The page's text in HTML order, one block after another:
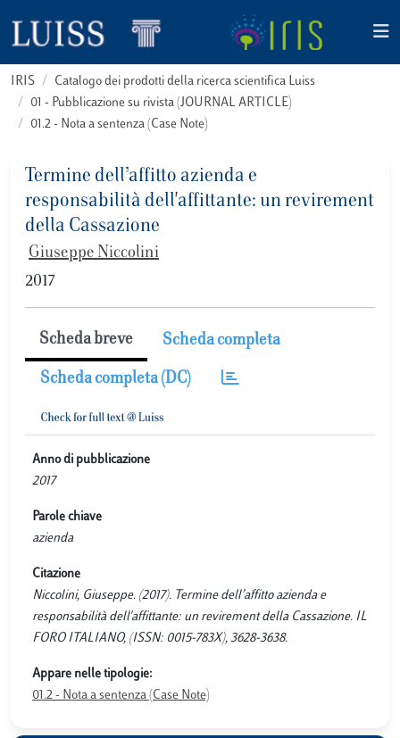
IRIS
Catalogo dei prodotti della ricerca scientifica Luiss
01 - Pubblicazione su rivista (JOURNAL ARTICLE)
01.2 - Nota a sentenza (Case Note)
Termine dell’affitto azienda e
responsabilità dell'affittante: un revirement
della Cassazione
Giuseppe Niccolini
2017
Scheda breve Scheda completa
Scheda completa (DC)
Anno di pubblicazione
2017
Parole chiave
azienda
Citazione
Niccolini, Giuseppe. (2017). Termine dell’affitto azienda e
responsabilità dell'affittante: un revirement della Cassazione. IL
FORO ITALIANO, (ISSN: 0015-783X), 3628-3638.
Appare nelle tipologie:
01.2 - Nota a sentenza (Case Note)